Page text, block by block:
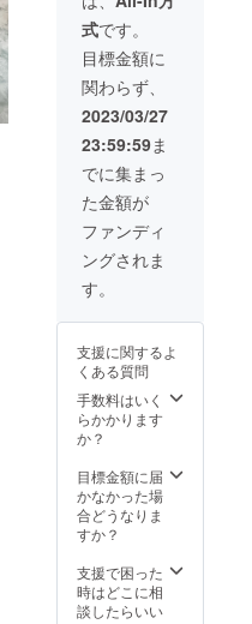
す。修
行の合
間に精
進料理
をゆっ
くり味
わって
みてく
ださ
い。 ※
日時・
人数等
詳細は
り取り
させて
いただ
きます
※ご予約
はプロ
後メー
ルにて
調整さ
ます ※
希望に
より30
具は貸
布団 ・
トイレ
は男女
別 ・お
風呂は
近隣の
施設利
用 ・
WiFi（
有線
も）環
境あり
（10
台） ※
平成28
年に新
築され
た建物
も綺麗
です。
※保護猫
える時
間もあ
りま
やりと
りにつ
いては
メール
を送ら
せてい
ただき
ます。
を油絵
でお描
きしま
す。一
生の思
い出を
形に残
しま
す。"
※2月か
ら絵の
打ち合
わせ、
お渡し
細のや
につい
ては
メール
を送ら
せてい
ます。
式です。
目標金額に
関わらず、
2023/03/27
23:59:59ま
でに集まっ
た金額が
ファンディ
ングされま
す。
支援に関するよ
くある質問
手数料はいく
らかかります
か？
目標金額に届
かなかった場
合どうなりま
すか？
支援で困った
時はどこに相
談したらいい